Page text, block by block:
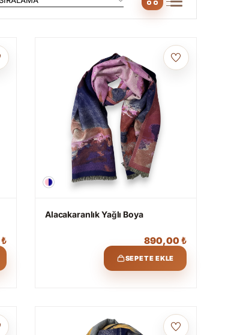
₺
Alacakaranlık Yağlı Boya
890,00₺
SEPETE EKLE